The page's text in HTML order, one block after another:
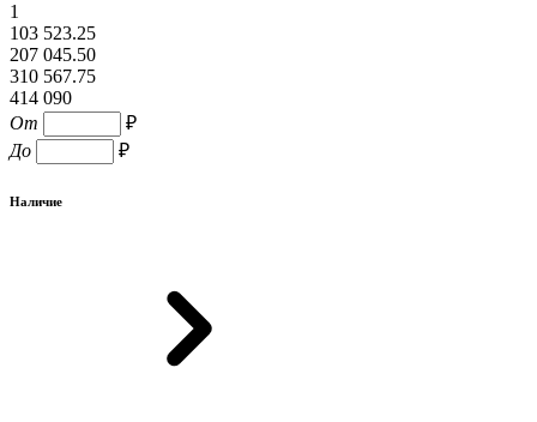
1
103 523.25
207 045.50
310 567.75
414 090
От
₽
До
₽
Наличие